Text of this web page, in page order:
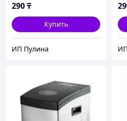
290₸
Купить
ИП Пулина